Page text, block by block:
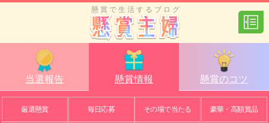
懸賞で生活するブログ
当選報告 懸賞情報 懸賞のコツ
厳選懸賞 毎日応募 その場で当たる 豪華・高額賞品